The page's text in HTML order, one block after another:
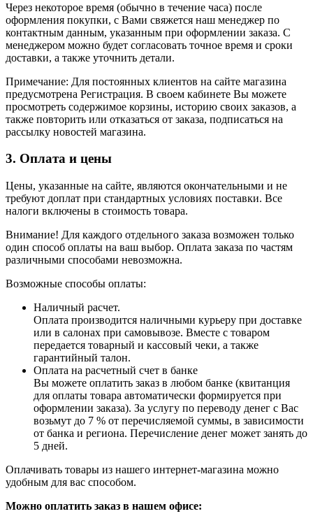
Через некоторое время (обычно в течение часа) после
оформления покупки, с Вами свяжется наш менеджер по
контактным данным, указанным при оформлении заказа. С
менеджером можно будет согласовать точное время и сроки
доставки, а также уточнить детали.
Примечание: Для постоянных клиентов на сайте магазина
предусмотрена Регистрация. В своем кабинете Вы можете
просмотреть содержимое корзины, историю своих заказов, а
также повторить или отказаться от заказа, подписаться на
рассылку новостей магазина.
3. Оплата и цены
Цены, указанные на сайте, являются окончательными и не
требуют доплат при стандартных условиях поставки. Все
налоги включены в стоимость товара.
Внимание! Для каждого отдельного заказа возможен только
один способ оплаты на ваш выбор. Оплата заказа по частям
различными способами невозможна.
Возможные способы оплаты:
Наличный расчет.
Оплата производится наличными курьеру при доставке
или в салонах при самовывозе. Вместе с товаром
передается товарный и кассовый чеки, а также
гарантийный талон.
Оплата на расчетный счет в банке
Вы можете оплатить заказ в любом банке (квитанция
для оплаты товара автоматически формируется при
оформлении заказа). За услугу по переводу денег с Вас
возьмут до 7 % от перечисляемой суммы, в зависимости
от банка и региона. Перечисление денег может занять до
5 дней.
Оплачивать товары из нашего интернет-магазина можно
удобным для вас способом.
Можно оплатить заказ в нашем офисе: